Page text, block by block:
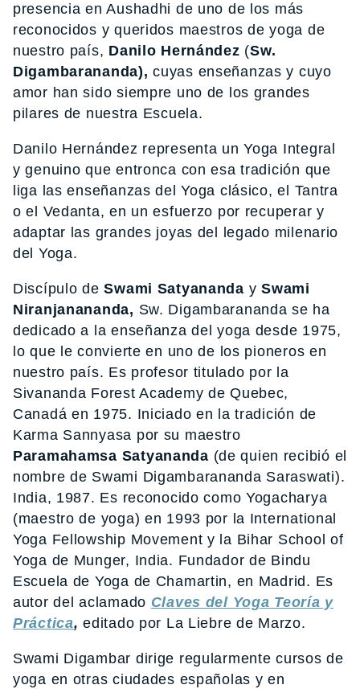
presencia en Aushadhi de uno de los más
reconocidos y queridos maestros de yoga de
nuestro país, Danilo Hernández (Sw.
Digambarananda), cuyas enseñanzas y cuyo
amor han sido siempre uno de los grandes
pilares de nuestra Escuela.
Danilo Hernández representa un Yoga Integral
y genuino que entronca con esa tradición que
liga las enseñanzas del Yoga clásico, el Tantra
o el Vedanta, en un esfuerzo por recuperar y
adaptar las grandes joyas del legado milenario
del Yoga.
Discípulo deSwami Satyananda ySwami
Niranjanananda, Sw. Digambarananda se ha
dedicado a la enseñanza del yoga desde 1975,
lo que le convierte en uno de los pioneros en
nuestro país. Es profesor titulado por la
Sivananda Forest Academy de Quebec,
Canadá en 1975. Iniciado en la tradición de
Karma Sannyasa por su maestro
Paramahamsa Satyananda (de quien recibió el
nombre de Swami Digambarananda Saraswati).
India, 1987. Es reconocido como Yogacharya
(maestro de yoga) en 1993 por la International
Yoga Fellowship Movement y la Bihar School of
Yoga de Munger, India. Fundador de Bindu
Escuela de Yoga de Chamartin, en Madrid. Es
autor del aclamado Claves del Yoga Teoría y
Práctica, editado por La Liebre de Marzo.
Swami Digambar dirige regularmente cursos de
yoga en otras ciudades españolas y en